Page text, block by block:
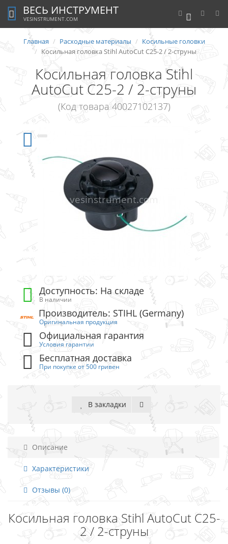
0
ВЕСЬ ИНСТРУМЕНТ
VESINSTRUMENT.COM
Главная Расходные материалы
Косильные головки
Косильная головка Stihl AutoCut C25-2 / 2-струны
Косильная головка Stihl
AutoCut C25-2 / 2-струны
(Код товара 40027102137)
Доступность: На складе
В наличии
Производитель: STIHL (Germany)
Оригинальная продукция
Официальная гарантия
Условия гарантии
Бесплатная доставка
При покупке от 500 гривен
В закладки
Описание
Характеристики
Отзывы (0)
Косильная головка Stihl AutoCut C25-
2 / 2-струны